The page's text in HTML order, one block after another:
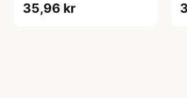
35,96 kr